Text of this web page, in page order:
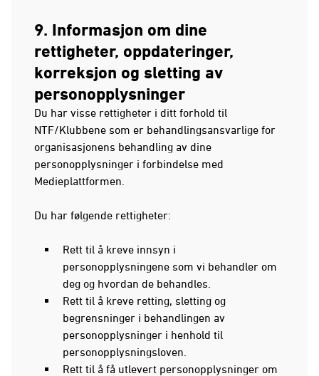
9. Informasjon om dine
rettigheter, oppdateringer,
korreksjon og sletting av
personopplysninger
Du har visse rettigheter i ditt forhold til
NTF/Klubbene som er behandlingsansvarlige for
organisasjonens behandling av dine
personopplysninger i forbindelse med
Medieplattformen.
Du har følgende rettigheter:
Rett til å kreve innsyn i
personopplysningene som vi behandler om
deg og hvordan de behandles.
Rett til å kreve retting, sletting og
begrensninger i behandlingen av
personopplysninger i henhold til
personopplysningsloven.
Rett til å få utlevert personopplysninger om